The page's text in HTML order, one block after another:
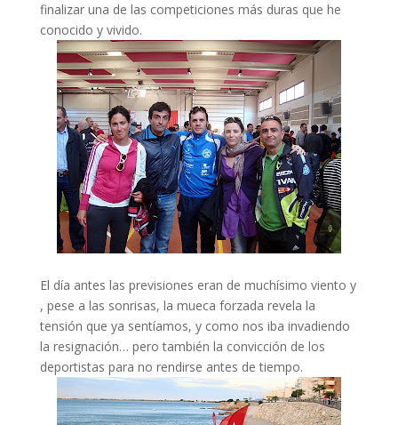
finalizar una de las competiciones más duras que he
conocido y vivido.
El día antes las previsiones eran de muchísimo viento y
, pese a las sonrisas, la mueca forzada revela la
tensión que ya sentíamos, y como nos iba invadiendo
la resignación… pero también la convicción de los
deportistas para no rendirse antes de tiempo.